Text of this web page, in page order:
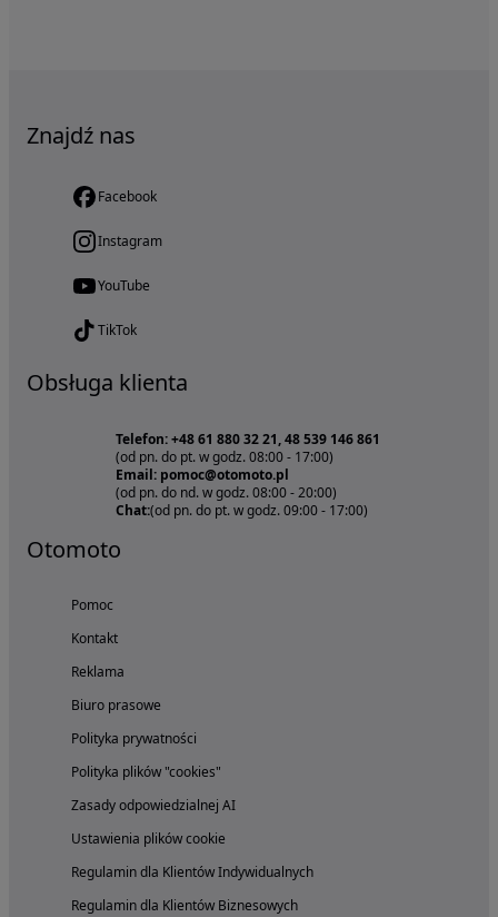
Znajdź nas
Facebook
Instagram
YouTube
TikTok
Obsługa klienta
Telefon: +48 61 880 32 21, 48 539 146 861
(od pn. do pt. w godz. 08:00 - 17:00)
Email: pomoc@otomoto.pl
(od pn. do nd. w godz. 08:00 - 20:00)
Chat:(od pn. do pt. w godz. 09:00 - 17:00)
Otomoto
Pomoc
Kontakt
Reklama
Biuro prasowe
Polityka prywatności
Polityka plików "cookies"
Zasady odpowiedzialnej AI
Ustawienia plików cookie
Regulamin dla Klientów Indywidualnych
Regulamin dla Klientów Biznesowych